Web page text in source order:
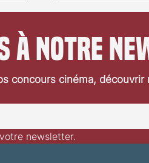
à notre
concours cinéma,
newsletter.